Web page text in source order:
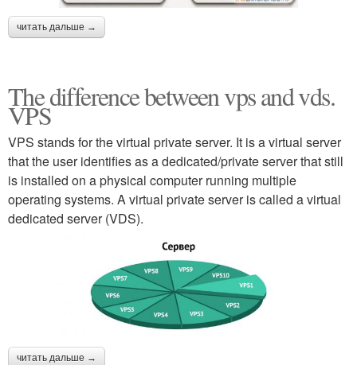
читать дальше →
The difference between vps and vds.
VPS
VPS stands for the virtual private server. It is a virtual server
that the user identifies as a dedicated/private server that still
is installed on a physical computer running multiple
operating systems. A virtual private server is called a virtual
dedicated server (VDS).
читать дальше →